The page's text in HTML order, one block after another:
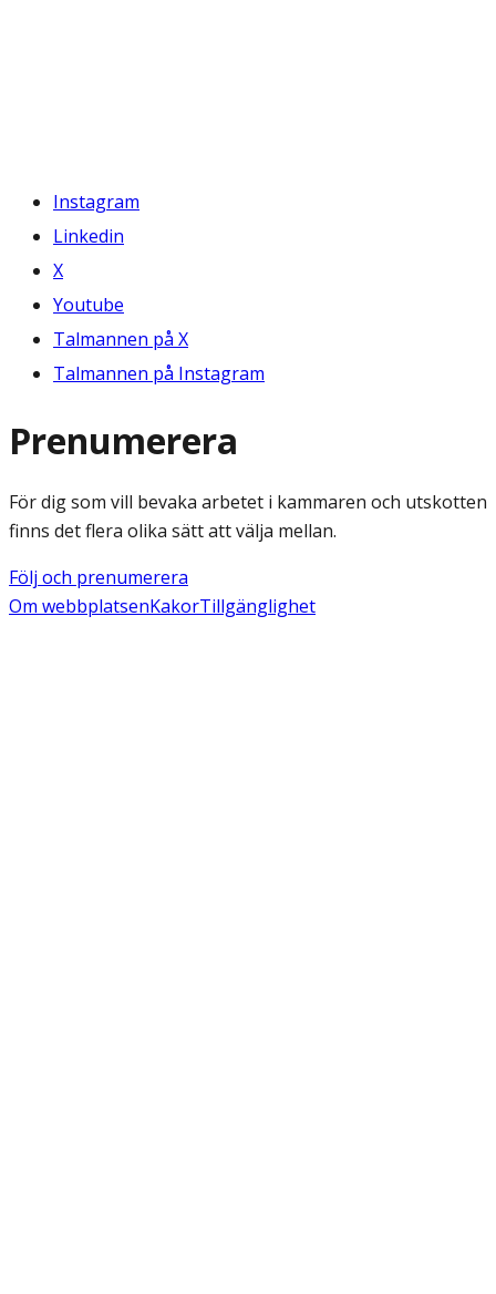
Instagram
Linkedin
X
Youtube
Talmannen på X
Talmannen på Instagram
Prenumerera
För dig som vill bevaka arbetet i kammaren och utskotten
finns det flera olika sätt att välja mellan.
Följ och prenumerera
Om webbplatsenKakorTillgänglighet